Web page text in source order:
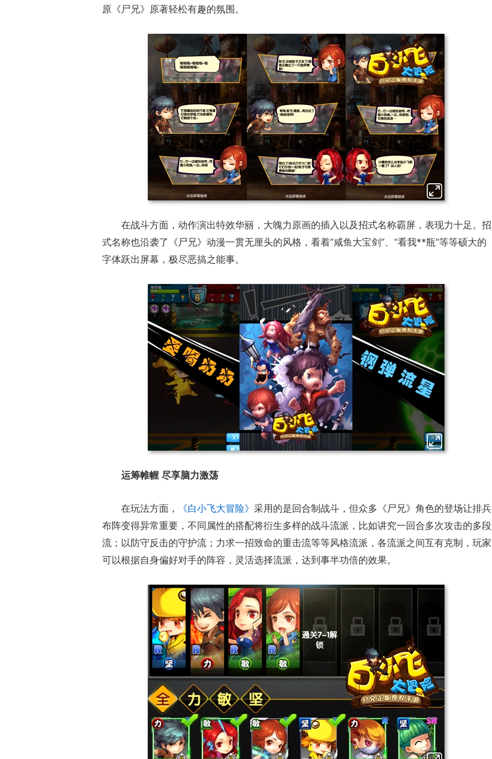
原《尸兄》原著轻松有趣的氛围。
在战斗方面，动作演出特效华丽，大魄力原画的插入以及招式名称霸屏，表现力十足。招
式名称也沿袭了《尸兄》动漫一贯无厘头的风格，看着“咸鱼大宝剑”、“看我**瓶”等等硕大的
字体跃出屏幕，极尽恶搞之能事。
运筹帷幄 尽享脑力激荡
在玩法方面， 《白小飞大冒险》 采用的是回合制战斗，但众多《尸兄》角色的登场让排兵
布阵变得异常重要，不同属性的搭配将衍生多样的战斗流派，比如讲究一回合多次攻击的多段
流；以防守反击的守护流；力求一招致命的重击流等等风格流派，各流派之间互有克制，玩家
可以根据自身偏好对手的阵容，灵活选择流派，达到事半功倍的效果。